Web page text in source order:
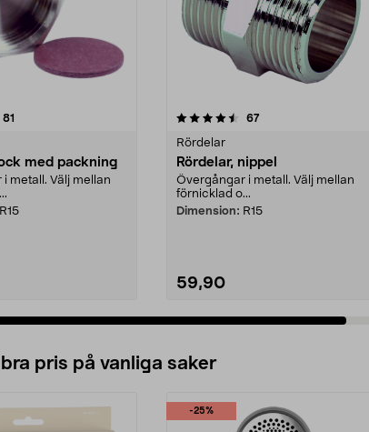
81
med packning
metall. Välj mellan
R15
av 5 stjärnor 67recensioner
Rördelar
Rördelar, nippel
Övergångar i metall. Välj mellan
förnicklad o...
Dimension: R15
59,90
4.5 av 5 stjärnor
pris på vanliga saker
-25%